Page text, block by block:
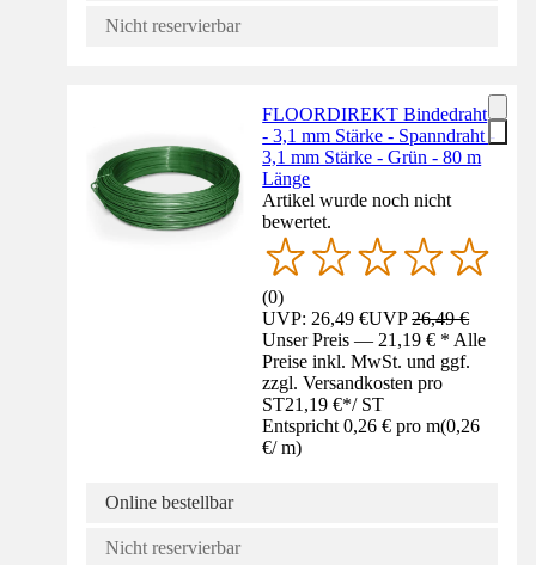
Nicht reservierbar
FLOORDIREKT Bindedraht
- 3,1 mm Stärke - Spanndraht -
3,1 mm Stärke - Grün - 80 m
Länge
Artikel wurde noch nicht
bewertet.
(0)
UVP: 26,49 €UVP26,49 €
Unser Preis — 21,19 € * Alle
Preise inkl. MwSt. und ggf.
zzgl. Versandkosten pro
ST21,19 €*/ ST
Entspricht 0,26 € pro m(0,26
€/ m)
Online bestellbar
Nicht reservierbar